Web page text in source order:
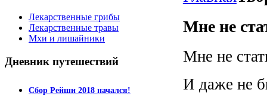
Мне не
Мне не
И даже не
Лекарственные грибы
Лекарственные травы
Мхи и лишайники
Дневник путешествий
Сбор Рейши 2018 начался!